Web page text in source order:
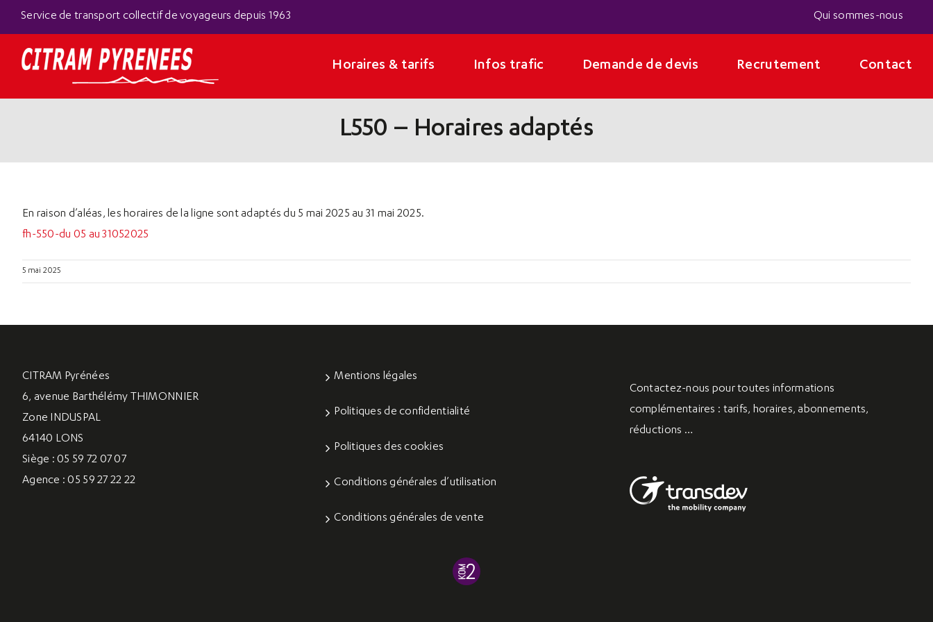
Passer
contenu
Service de transport collectif de voyageurs depuis 1963 Qui sommes-nous
Horaires & tarifs Infos trafic Demande de devis Recrutement Contact
L550 – Horaires adaptés
En raison d’aléas, les horaires de la ligne sont adaptés du 5 mai 2025 au 31 mai 2025.
fh-550-du 05 au 31052025
5 mai 2025
CITRAM Pyrénées
6, avenue Barthélémy THIMONNIER
Zone INDUSPAL
64140 LONS
Siège : 05 59 72 07 07
Agence : 05 59 27 22 22
Mentions légales
Politiques de confidentialité
Politiques des cookies
Conditions générales d’utilisation
Conditions générales de vente
Contactez-nous pour toutes informations
complémentaires : tarifs, horaires, abonnements,
réductions …
Panneau de gestion des cookies